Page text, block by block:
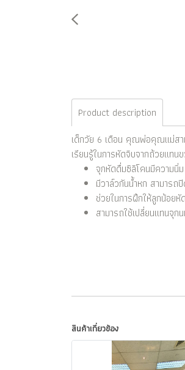
Product description
เด็กวัย 6 เดือน คุณพ่อคุณแม่สา
เรียนรู้ในการหัดจิบจากถ้วยแทน
จุกหัดดื่มซิลิโคนมีความนิ่
มีวาล์วกันน้ำหก สามารถปิ
ช่วยในการฝึกให้ลูกน้อยหั
สามารถใช้เปลี่ยนแทนจุ
สินค้าเกี่ยวข้อง